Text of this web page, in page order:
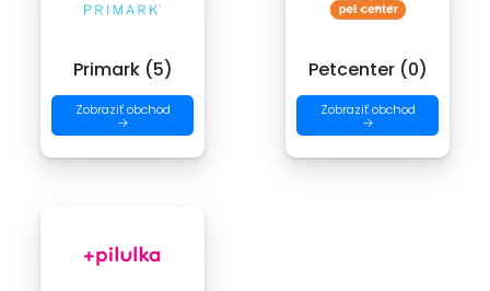
Primark (5)
Zobraziť obchod
→
Petcenter (0)
Zobraziť obchod
→